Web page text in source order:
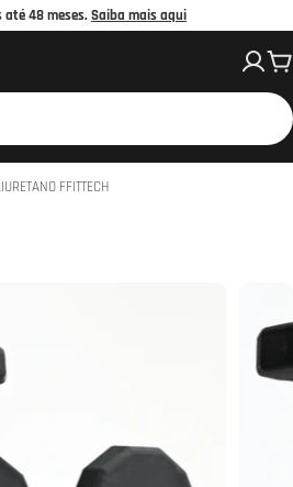
até 48 meses.Saiba mais aqui
FFITTECH